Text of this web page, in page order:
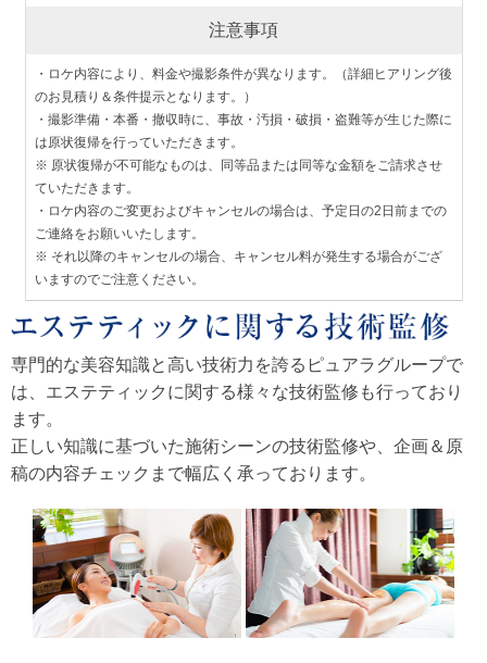
注意事項
・ロケ内容により、料金や撮影条件が異なります。（詳細ヒアリング後
のお見積り＆条件提示となります。）
・撮影準備・本番・撤収時に、事故・汚損・破損・盗難等が生じた際に
は原状復帰を行っていただきます。
※ 原状復帰が不可能なものは、同等品または同等な金額をご請求させ
ていただきます。
・ロケ内容のご変更およびキャンセルの場合は、予定日の2日前までの
ご連絡をお願いいたします。
※ それ以降のキャンセルの場合、キャンセル料が発生する場合がござ
いますのでご注意ください。
専門的な美容知識と高い技術力を誇るピュアラグループで
は、エステティックに関する様々な技術監修も行っており
ます。
正しい知識に基づいた施術シーンの技術監修や、企画＆原
稿の内容チェックまで幅広く承っております。